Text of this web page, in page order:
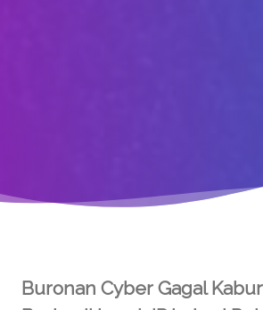
Buronan Cyber Gagal